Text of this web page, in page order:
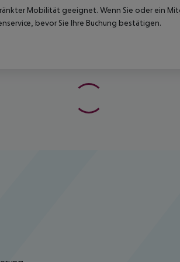
Mobilität geeignet. Wenn Sie oder ein
bevor Sie Ihre Buchung bestätigen.